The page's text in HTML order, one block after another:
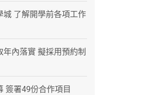
城 了解開學前各項工作
內落實 擬採用預約制
簽署49份合作項目